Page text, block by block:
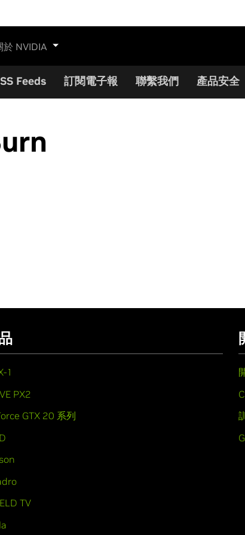
於 NVIDIA
Feeds 訂閱電子報 聯繫我們 產品安全
1
PX2
GTX 20 系列
TV